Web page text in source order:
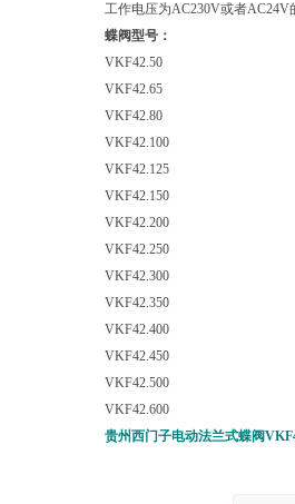
工作电压为AC230V或者AC24V
蝶阀型号：
VKF42.50
VKF42.65
VKF42.80
VKF42.100
VKF42.125
VKF42.150
VKF42.200
VKF42.250
VKF42.300
VKF42.350
VKF42.400
VKF42.450
VKF42.500
VKF42.600
贵州西门子电动法兰式蝶阀